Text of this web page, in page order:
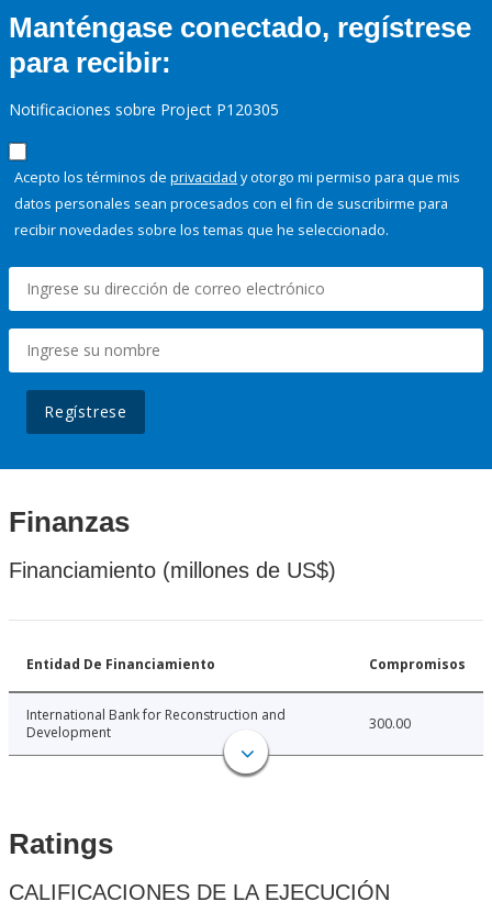
Manténgase conectado, regístrese
para recibir:
Notificaciones sobre Project P120305
Acepto los términos de privacidad y otorgo mi permiso para que mis
datos personales sean procesados con el fin de suscribirme para
recibir novedades sobre los temas que he seleccionado.
Regístrese
Finanzas
Financiamiento (millones de US$)
Entidad De Financiamiento Compromisos
International Bank for Reconstruction and
Development
300.00
Ratings
CALIFICACIONES DE LA EJECUCIÓN